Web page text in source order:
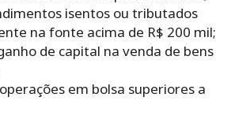
isentos ou tributados
na fonte acima de R$ 200 mil;
de capital na venda de bens
em bolsa superiores a